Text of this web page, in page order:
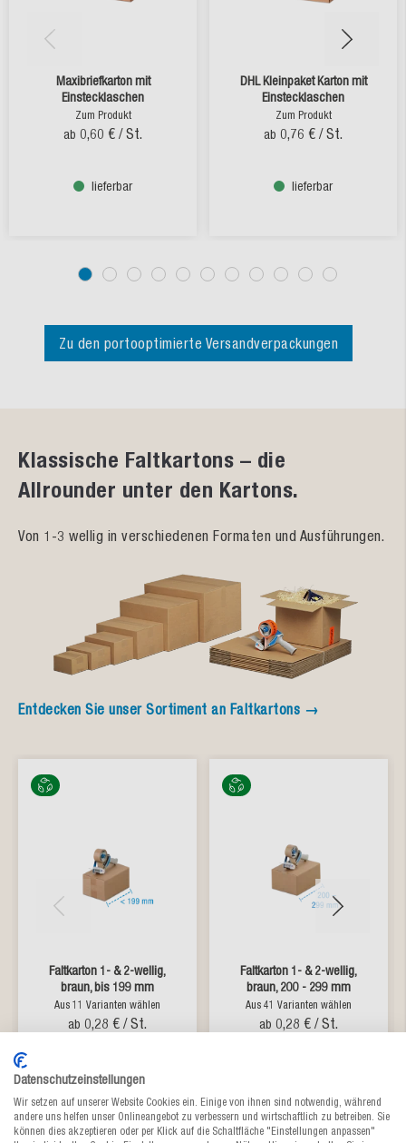
Maxibriefkarton mit
Einstecklaschen
Zum Produkt
ab 0,60 € / St.
lieferbar
DHL Kleinpaket Karton mit
Einstecklaschen
Zum Produkt
ab 0,76 € / St.
lieferbar
Zu den portooptimierte Versandverpackungen
Klassische Faltkartons – die
Allrounder unter den Kartons.
Von 1-3 wellig in verschiedenen Formaten und Ausführungen.
Entdecken Sie unser Sortiment an Faltkartons →
Faltkarton 1- & 2-wellig,
braun, bis 199 mm
Aus 11 Varianten wählen
ab 0,28 € / St.
lieferbar
Faltkarton 1- & 2-wellig,
braun, 200 - 299 mm
Aus 41 Varianten wählen
ab 0,28 € / St.
Datenschutzeinstellungen
Wir setzen auf unserer Website Cookies ein. Einige von ihnen sind notwendig, während
andere uns helfen unser Onlineangebot zu verbessern und wirtschaftlich zu betreiben. Sie
können dies akzeptieren oder per Klick auf die Schaltfläche "Einstellungen anpassen"